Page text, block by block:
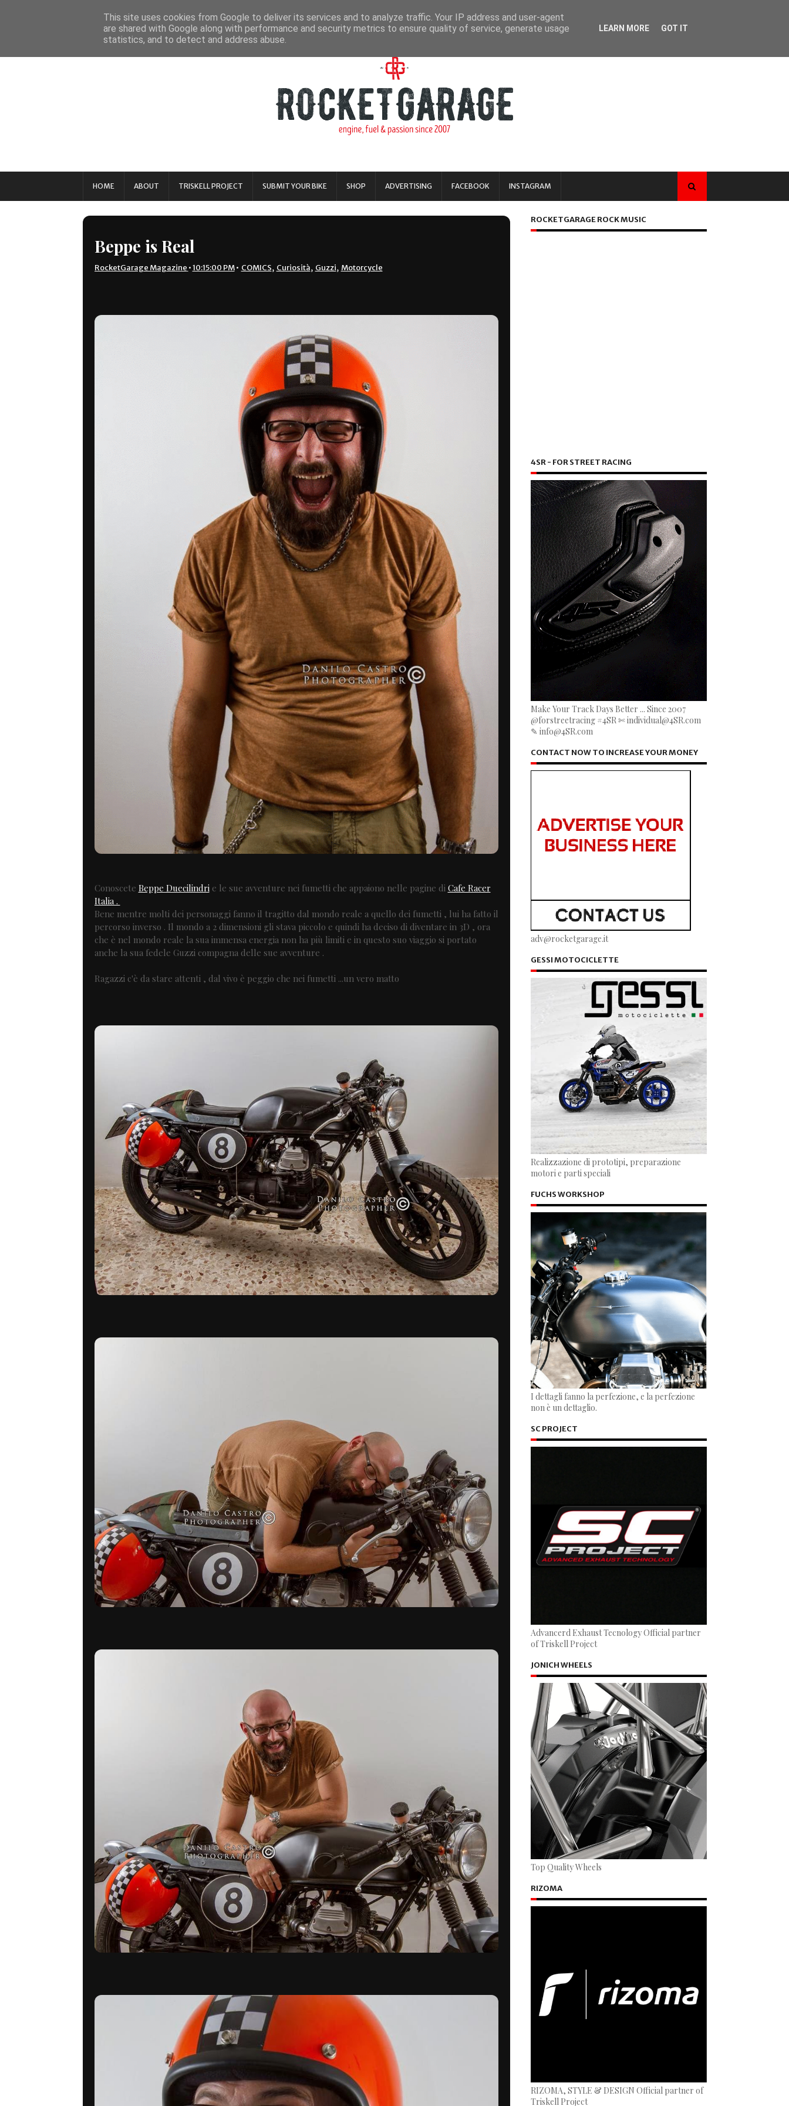
HOME ABOUT TRISKELL PROJECT SUBMIT YOUR BIKE SHOP ADVERTISING FACEBOOK INSTAGRAM
Beppe is Real
RocketGarage Magazine •10:15:00 PM • COMICS, Curiosità, Guzzi, Motorcycle
Conoscete Beppe Duecilindrie le sue avventure nei fumetti che appaiono nelle pagine di Cafe Racer
Italia .
Bene mentre molti dei personaggi fanno il tragitto dal mondo reale a quello dei fumetti , lui ha fatto il
percorso inverso . Il mondo a 2 dimensioni gli stava piccolo e quindi ha deciso di diventare in 3D , ora
che è nel mondo reale la sua immensa energia non ha più limiti e in questo suo viaggio si portato
anche la sua fedele Guzzi compagna delle sue avventure .
Ragazzi c'è da stare attenti , dal vivo è peggio che nei fumetti ...un vero matto
ROCKETGARAGE ROCK MUSIC
4SR - FOR STREET RACING
Make Your Track Days Better ... Since 2007
@forstreetracing #4SR ✄ individual@4SR.com
✎ info@4SR.com
CONTACT NOW TO INCREASE YOUR MONEY
adv@rocketgarage.it
GESSI MOTOCICLETTE
Realizzazione di prototipi, preparazione
motori e parti speciali
FUCHS WORKSHOP
I dettagli fanno la perfezione, e la perfezione
non è un dettaglio.
SC PROJECT
Advancerd Exhaust Tecnology Official partner
of Triskell Project
JONICH WHEELS
Top Quality Wheels
RIZOMA
RIZOMA, STYLE & DESIGN Official partner of
Triskell Project
This site uses cookies from Google to deliver its services and to analyze traffic. Your IP address and user-agent
are shared with Google along with performance and security metrics to ensure quality of service, generate usage
statistics, and to detect and address abuse.
LEARN MORE GOT IT